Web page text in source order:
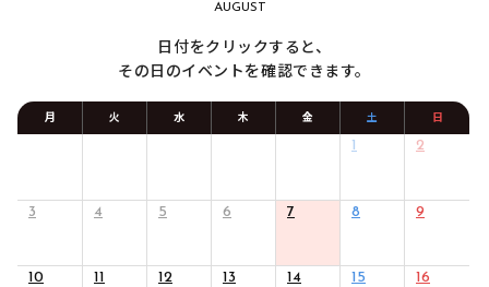
AUGUST
日付をクリックすると、
その日のイベントを確認できます。
月 火 水 木 金 土
日
1
2
3 4 5 6 7 8 9
10 11 12 13 14 15 16